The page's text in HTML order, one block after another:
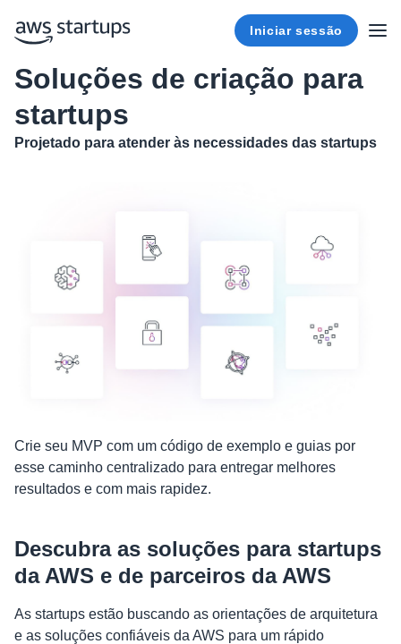
Iniciar sessão
Soluções de criação para
startups
Projetado para atender às necessidades das startups
Crie seu MVP com um código de exemplo e guias por
esse caminho centralizado para entregar melhores
resultados e com mais rapidez.
Descubra as soluções para startups
da AWS e de parceiros da AWS
As startups estão buscando as orientações de arquitetura
e as soluções confiáveis da AWS para um rápido